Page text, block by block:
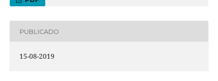
PUBLICADO
15-08-2019